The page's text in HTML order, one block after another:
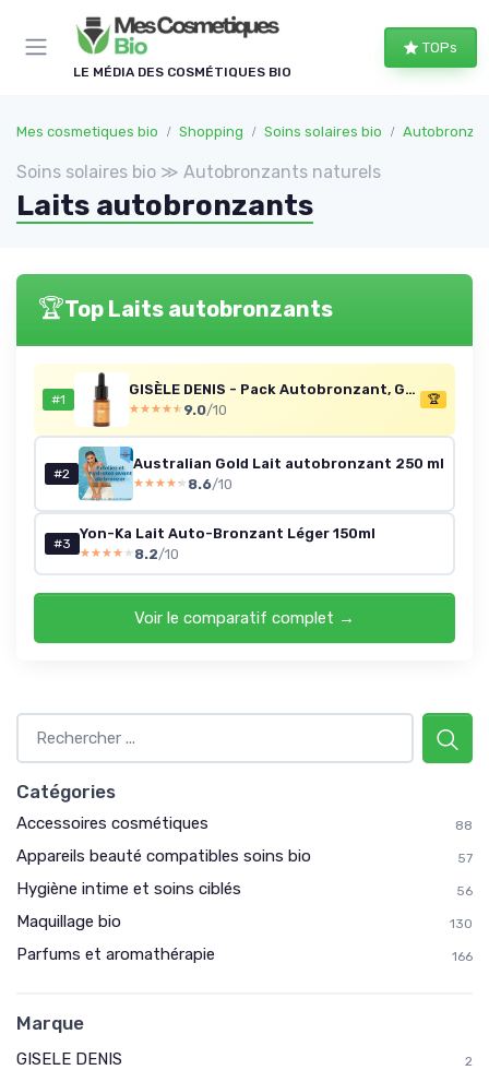
LE MÉDIA DES COSMÉTIQUES BIO
TOPs
Mes cosmetiques bio Shopping Soins solaires bio
Soins solaires bio ≫ Autobronzants naturels
Laits autobronzants
🏆Top Laits autobronzants
#1
GISÈLE DENIS - Pack Autobronzant, Gouttes Autobronzantes Visage 15 ml + Lait Autobronzant Corps 150 ml, Bronzage Progressif, avec DHA, Érythrulose, Acide Hyaluronique et Arginine, Formule Vegan
★★★★★
★★★★★ 9.0/10
🏆
#2
Australian Gold Lait autobronzant 250 ml
★★★★★
★★★★★ 8.6/10
#3
Yon-Ka Lait Auto-Bronzant Léger 150ml
★★★★★
★★★★★ 8.2/10
Voir le comparatif complet →
Catégories
Accessoires cosmétiques 88
Appareils beauté compatibles soins bio 57
Hygiène intime et soins ciblés 56
Maquillage bio 130
Parfums et aromathérapie 166
Marque
GISELE DENIS 2
Panneau de gestion des cookies